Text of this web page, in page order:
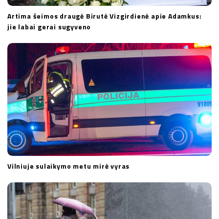
Artima šeimos draugė Birutė Vizgirdienė apie Adamkus:
jie labai gerai sugyveno
Vilniuje sulaikymo metu mirė vyras